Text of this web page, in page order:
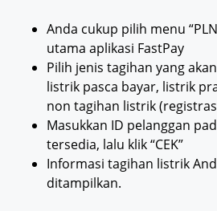
Anda cukup pilih menu
utama aplikasi FastPay
Pilih jenis tagihan yang
listrik pasca bayar, listrik
non tagihan listrik
Masukkan ID pelanggan
tersedia, lalu klik “CEK”
Informasi tagihan listrik
ditampilkan.